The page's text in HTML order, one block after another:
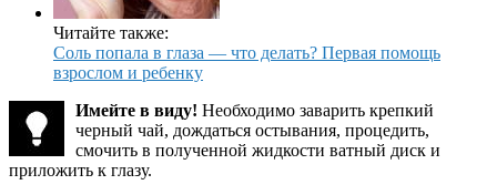
Читайте также:
Соль попала в глаза — что делать? Первая помощь
взрослом и ребенку
Имейте в виду! Необходимо заварить крепкий
черный чай, дождаться остывания, процедить,
смочить в полученной жидкости ватный диск и
приложить к глазу.